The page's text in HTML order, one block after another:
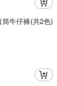
牛仔褲(共2色)